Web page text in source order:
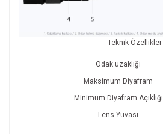
Teknik Özellikler
Odak uzaklığı
Maksimum Diyafram
Minimum Diyafram Açıklığı
Lens Yuvası